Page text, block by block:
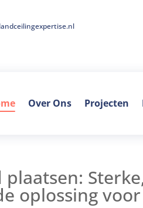
Over Ons Projecten
oplossing